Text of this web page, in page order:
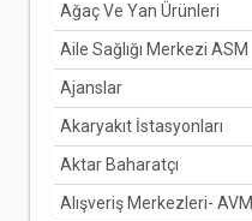
BURSA
ÇANAKKALE
ÇANKIRI
ÇORUM
DENİZLİ
DİYARBAKIR
Ağaç Ve Yan Ürünleri
Aile Sağlığı Merkezi ASM
Ajanslar
Akaryakıt İstasyonları
Aktar Baharatçı
Alışveriş Merkezleri- AVM